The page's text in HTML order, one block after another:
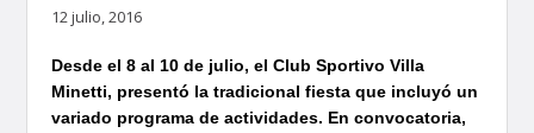
12 julio, 2016
Desde el 8 al 10 de julio, el Club Sportivo Villa
Minetti, presentó la tradicional fiesta que incluyó un
variado programa de actividades. En convocatoria,